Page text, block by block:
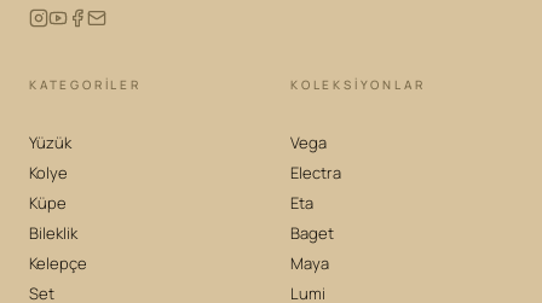
KATEGORILER
Yüzük
Kolye
Küpe
Bileklik
Kelepçe
Set
KOLEKSIYONLAR
Vega
Electra
Eta
Baget
Maya
Lumi